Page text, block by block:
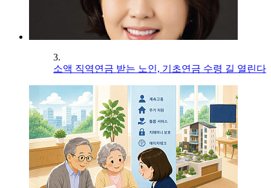
3.
소액 직역연금 받는 노인, 기초연금 수령 길 열린다